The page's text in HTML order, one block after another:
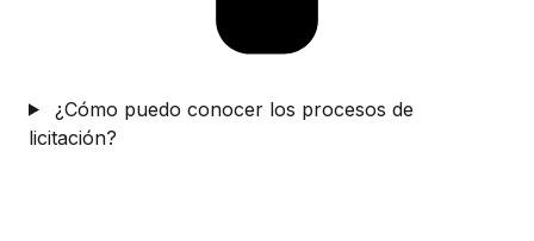
¿Cómo puedo conocer los procesos de
licitación?